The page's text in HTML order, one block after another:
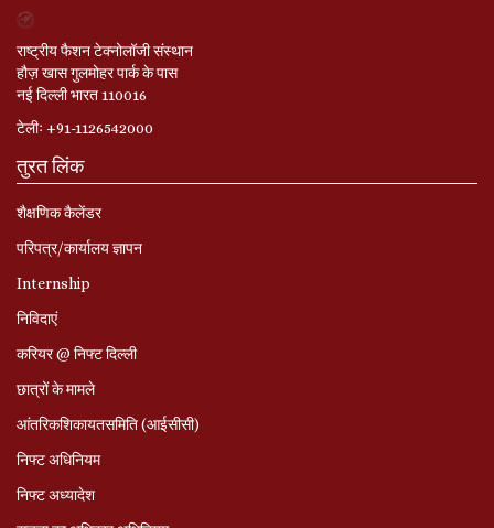
राष्ट्रीय फैशन टेक्नोलॉजी संस्थान
हौज़ खास गुलमोहर पार्क के पास
नई दिल्ली भारत 110016
टेलीः +91-1126542000
तुरत लिंक
शैक्षणिक कैलेंडर
परिपत्र/कार्यालय ज्ञापन
Internship
निविदाएं
करियर @ निफ्ट दिल्ली
छात्रों के मामले
आंतरिकशिकायतसमिति (आईसीसी)
निफ्ट अधिनियम
निफ्ट अध्‍यादेश